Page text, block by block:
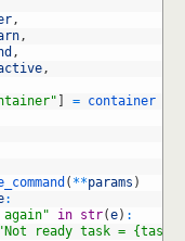
,
,
,
,
= container
( **params )
:
in str(e) :
"Not ready task =